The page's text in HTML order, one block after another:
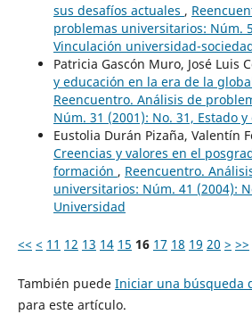
sus desafíos actuales ,
problemas universitarios: Núm.
Vinculación universidad-
Patricia Gascón Muro, José Luis
y educación en la era de la
Reencuentro. Análisis de
Núm. 31 (2001): No. 31, Estado
Eustolia Durán Pizaña, Valentín
Creencias y valores en el
formación , Reencuentro.
universitarios: Núm. 41 (2004):
Universidad
<< < 11 12 13 14 15 16 17 18 19 20 > >>
También puede Iniciar una búsqueda
para este artículo.